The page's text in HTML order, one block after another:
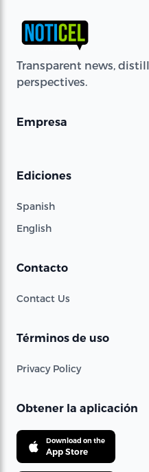
Transparent news,
perspectives.
Empresa
Ediciones
Spanish
English
Contacto
Contact Us
Términos de uso
Privacy Policy
Obtener la aplicación
Download on the
App Store